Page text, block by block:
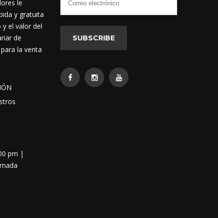
le
y gratuita
el valor del
de
la venta
pm |
SUBSCRIBE